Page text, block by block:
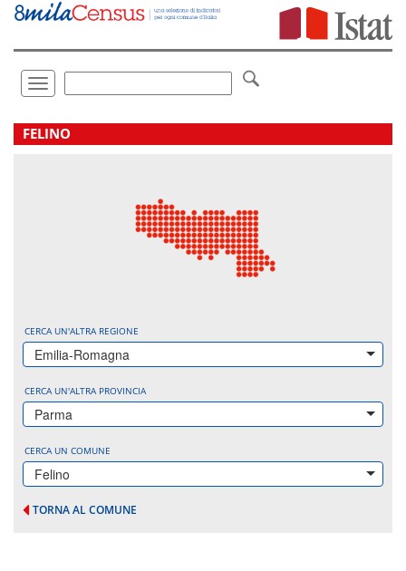
Vai
direttamente
Toggle
navigation
.
FELINO
CERCA UN'ALTRA REGIONE
Emilia-Romagna
CERCA UN'ALTRA PROVINCIA
Parma
CERCA UN COMUNE
Felino
TORNA AL COMUNE